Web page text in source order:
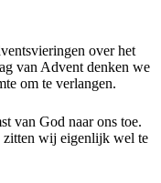
over het
van Advent denken we
om te verlangen.
van God naar ons toe.
zitten wij eigenlijk wel te